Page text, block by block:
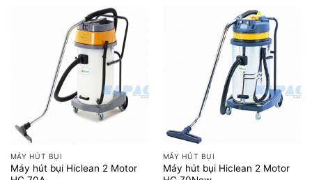
MÁY HÚT BỤI
Máy hút bụi Hiclean 2 Motor
MÁY HÚT BỤI
Máy hút bụi Hiclean 2 Motor